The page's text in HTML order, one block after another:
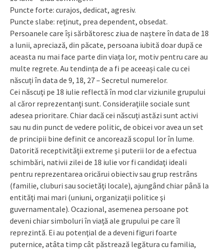
Puncte forte: curajos, dedicat, agresiv.
Puncte slabe: reţinut, prea dependent, obsedat.
Persoanele care își sărbătoresc ziua de naștere în data de 18
a lunii, apreciază, din păcate, persoana iubită doar după ce
aceasta nu mai face parte din viața lor, motiv pentru care au
multe regrete. Au tendința de a fi pe aceeași cale cu cei
născuți în data de 9, 18, 27 – Secretul numerelor.
Cei născuţi pe 18 iulie reflectă în mod clar viziunile grupului
al căror reprezentanţi sunt. Consideraţiile sociale sunt
adesea prioritare. Chiar dacă cei născuţi astăzi sunt activi
sau nu din punct de vedere politic, de obicei vor avea un set
de principii bine definit ce ancorează scopul lor în lume.
Datorită receptivităţii extreme şi puterii lor de a efectua
schimbări, nativii zilei de 18 iulie vor fi candidaţi ideali
pentru reprezentarea oricărui obiectiv sau grup restrâns
(familie, cluburi sau societăţi locale), ajungând chiar până la
entităţi mai mari (uniuni, organizaţii politice şi
guvernamentale). Ocazional, asemenea persoane pot
deveni chiar simboluri în viaţă ale grupului pe care îl
reprezintă. Ei au potenţial de a deveni figuri foarte
puternice, atâta timp cât păstrează legătura cu familia,